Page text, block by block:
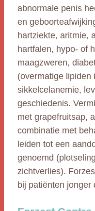
abnormale penis
en
hartziekte, aritmie,
hartfalen, hypo- of
maagzweren,
(overmatige lipiden
sikkelcelanemie,
geschiedenis.
met grapefruitsap,
combinatie met
leiden tot een
genoemd
zichtverlies).
bij patiënten jonger